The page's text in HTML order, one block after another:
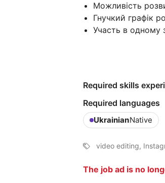
Можливість
Гнучкий графік
Участь в одному
Required skills
Required languages
UkrainianNative
video editing,
The job ad is no